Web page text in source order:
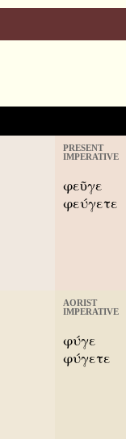
PRESENT
IMPERATIVE
φεῦγε
φεύγετε
AORIST
IMPERATIVE
φύγε
φύγετε